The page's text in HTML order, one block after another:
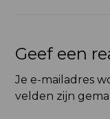
Geef een
Je e-mailadres
velden zijn